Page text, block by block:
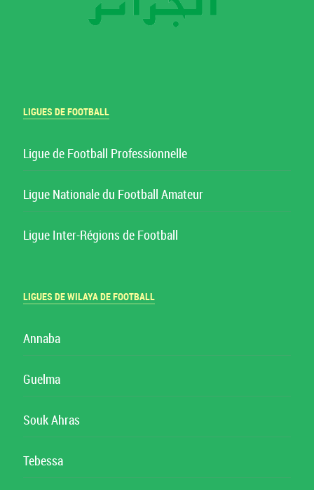
LIGUES DE FOOTBALL
Ligue de Football Professionnelle
Ligue Nationale du Football Amateur
Ligue Inter-Régions de Football
LIGUES DE WILAYA DE FOOTBALL
Annaba
Guelma
Souk Ahras
Tebessa